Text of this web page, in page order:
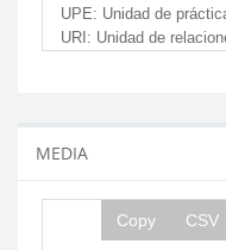
UPE: Unidad de
URI: Unidad de
MEDIA
Copy CSV